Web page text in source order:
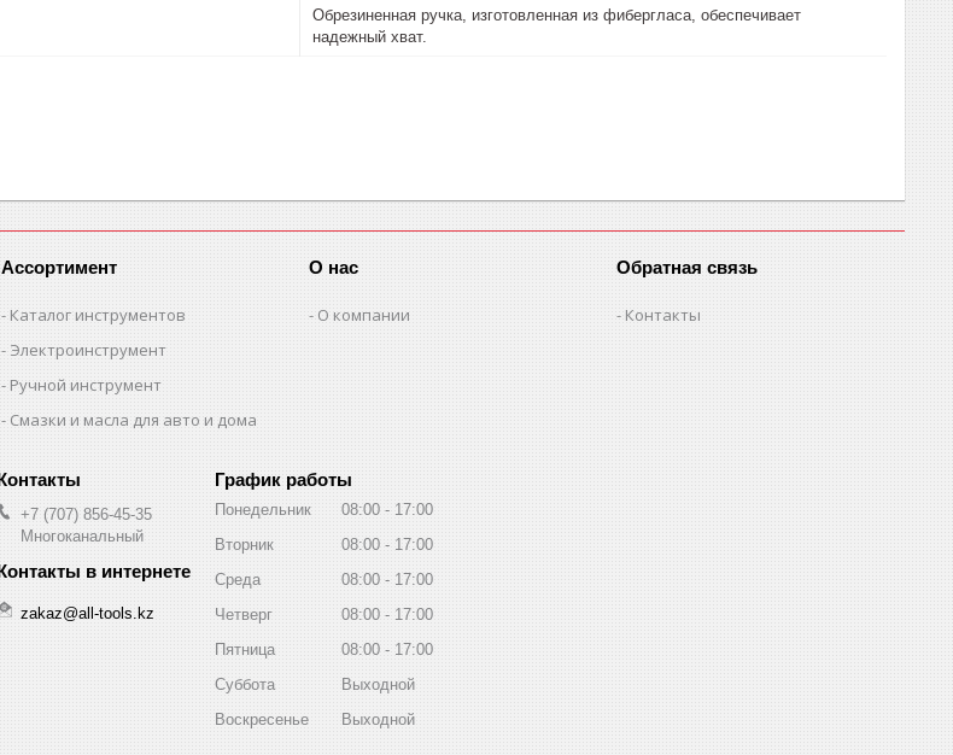
Обрезиненная ручка, изготовленная из фибергласа, обеспечивает
надежный хват.
Ассортимент
Каталог инструментов
Электроинструмент
Ручной инструмент
Смазки и масла для авто и дома
О нас
О компании
Обратная связь
Контакты
+7 (707) 856-45-35
Многоканальный
zakaz@all-tools.kz
График работы
Понедельник 08:00
17:00
Вторник
08:00
17:00
Среда
08:00
17:00
Четверг
08:00
17:00
Пятница
08:00
17:00
Суббота
Выходной
Воскресенье
Выходной